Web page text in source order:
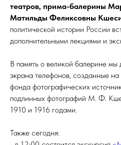
театров, прима-балерины
Матильды Феликсовны
политической истории России
дополнительными лекциями и
В память о великой балерине мы
экрана телефонов, созданные
фонда фотографических
подлинных фотографий М. Ф.
1910 и 1916 годами.
Также сегодня: